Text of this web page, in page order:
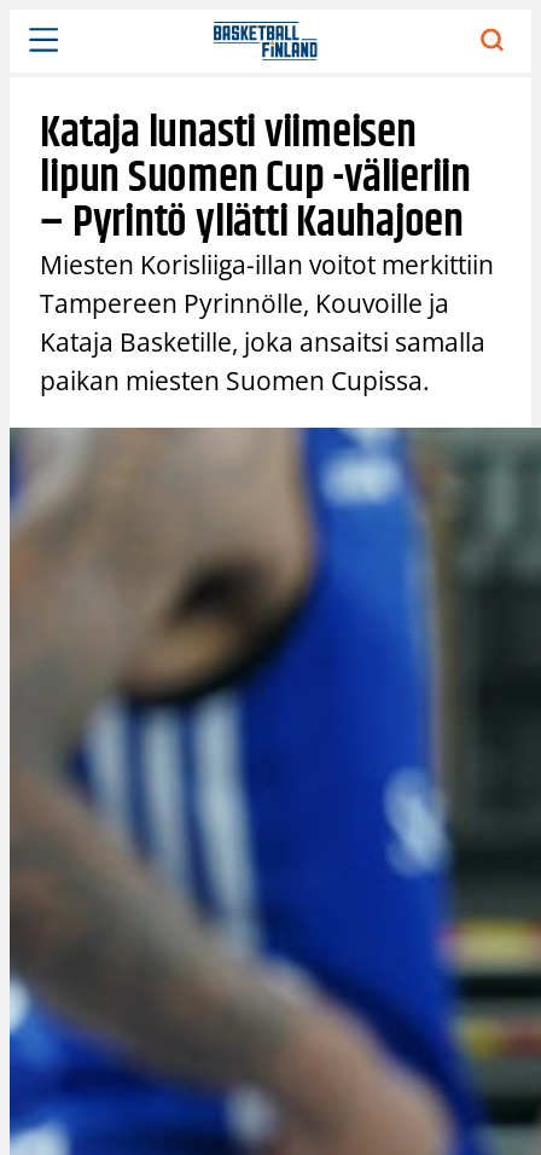
Siirry
sisältöön
Kataja lunasti viimeisen
lipun Suomen Cup -välieriin
– Pyrintö yllätti Kauhajoen
Miesten Korisliiga-illan voitot merkittiin
Tampereen Pyrinnölle, Kouvoille ja
Kataja Basketille, joka ansaitsi samalla
paikan miesten Suomen Cupissa.